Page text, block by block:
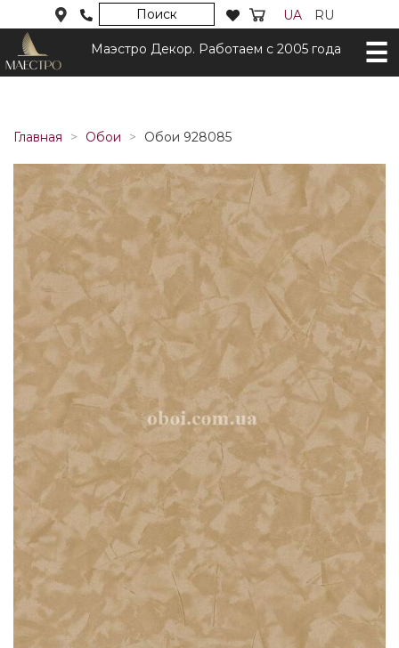
Поиск UA RU
Маэстро Декор. Работаем с 2005 года
Главная Обои Обои 928085